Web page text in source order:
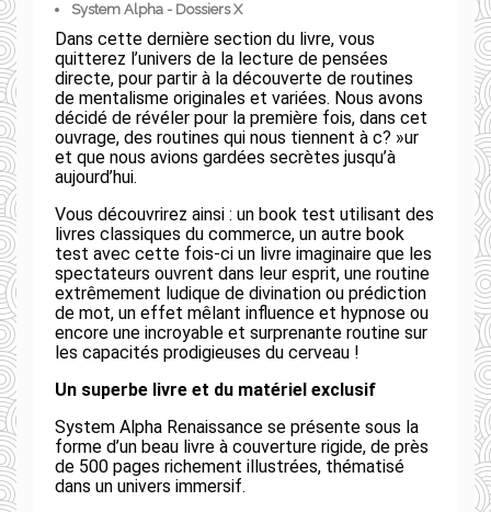
System Alpha - Dossiers X
Dans cette dernière section du livre, vous
quitterez l’univers de la lecture de pensées
directe, pour partir à la découverte de routines
de mentalisme originales et variées. Nous avons
décidé de révéler pour la première fois, dans cet
ouvrage, des routines qui nous tiennent à c? »ur
et que nous avions gardées secrètes jusqu’à
aujourd’hui.
Vous découvrirez ainsi : un book test utilisant des
livres classiques du commerce, un autre book
test avec cette fois-ci un livre imaginaire que les
spectateurs ouvrent dans leur esprit, une routine
extrêmement ludique de divination ou prédiction
de mot, un effet mêlant influence et hypnose ou
encore une incroyable et surprenante routine sur
les capacités prodigieuses du cerveau !
Un superbe livre et du matériel exclusif
System Alpha Renaissance se présente sous la
forme d’un beau livre à couverture rigide, de près
de 500 pages richement illustrées, thématisé
dans un univers immersif.